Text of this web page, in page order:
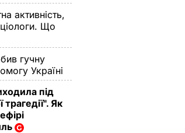
активність,
Що
гучну
Україні
під
Як